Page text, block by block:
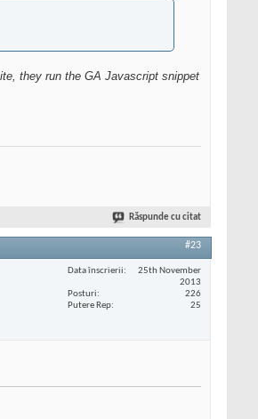
they run the GA Javascript snippet
Răspunde cu citat
#23
Data înscrierii
25th November
2013
Posturi
226
Putere Rep
25